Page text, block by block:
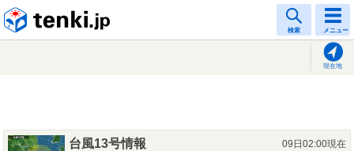
検索 メニュー
現在地
台風13号情報
09日02:00現在